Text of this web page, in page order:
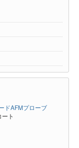
ドAFMプローブ
ト